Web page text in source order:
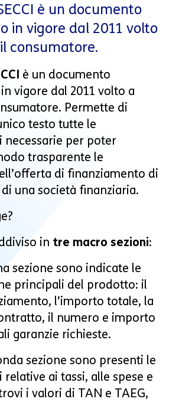
è un documento
in vigore dal 2011 volto
consumatore.
è un documento
vigore dal 2011 volto a
Permette di
testo tutte le
per poter
trasparente le
di finanziamento di
una società finanziaria.
in tre macro sezioni:
sezione sono indicate le
principali del prodotto: il
l’importo totale, la
il numero e importo
garanzie richieste.
sezione sono presenti le
ai tassi, alle spese e
i valori di TAN e TAEG,